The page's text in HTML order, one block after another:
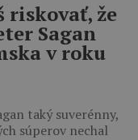
riskovať, že
Sagan
v roku
taký suverénny,
súperov nechal